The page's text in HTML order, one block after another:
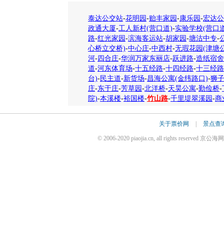
泰达公交站-花明园 -贻丰家园 -康乐园 -宏达
政通大厦-工人新村(营口道)-实验学校(营口
路-红光家园 -滨海客运站-胡家园 -塘沽中专-
心桥立交桥)-中心庄-中西村-无瑕花园(津塘
河-四合庄-华润万家东丽店-跃进路-造纸宿舍
道-河东体育场-十五经路-十四经路-十三经路
台)-民主道-新货场-昌海公寓(金纬路口)-狮
庄-东于庄-芳草园 -北洋桥-天昊公寓-勤俭桥-
院)-本溪楼-裕国楼-竹山路-千里堤翠溪园 -商
关于票价网 景点查
© 2006-2020 piaojia.cn, all rights reserved 京公海